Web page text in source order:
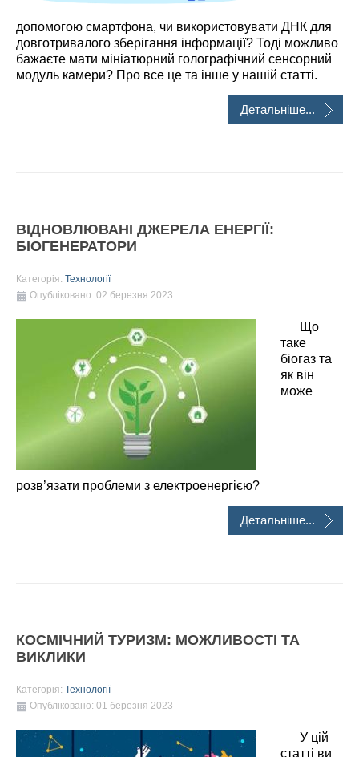
допомогою смартфона, чи використовувати ДНК для
довготривалого зберігання інформації? Тоді можливо
бажаєте мати мініатюрний голографічний сенсорний
модуль камери? Про все це та інше у нашій статті.
Детальніше...
ВІДНОВЛЮВАНІ ДЖЕРЕЛА ЕНЕРГІЇ:
БІОГЕНЕРАТОРИ
Категорія: Технології
Опубліковано: 02 березня 2023
Що
таке
біогаз та
як він
може
розв’язати проблеми з електроенергією?
Детальніше...
КОСМІЧНИЙ ТУРИЗМ: МОЖЛИВОСТІ ТА
ВИКЛИКИ
Категорія: Технології
Опубліковано: 01 березня 2023
У цій
статті ви